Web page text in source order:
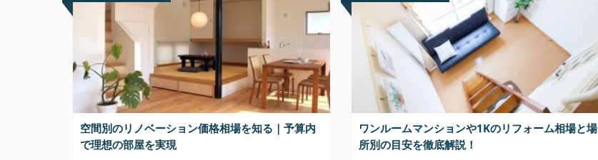
空間別のリノベーション価格相場を知る｜予算内
で理想の部屋を実現
ワンルームマンションや1Kのリフォーム相場と場
所別の目安を徹底解説！